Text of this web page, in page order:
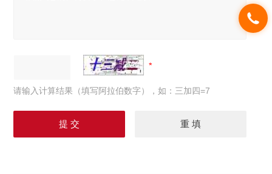
请输入计算结果（填写阿拉伯数字），如：三加四=7